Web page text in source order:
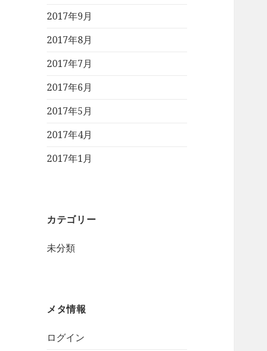
2017年9月
2017年8月
2017年7月
2017年6月
2017年5月
2017年4月
2017年1月
カテゴリー
未分類
メタ情報
ログイン